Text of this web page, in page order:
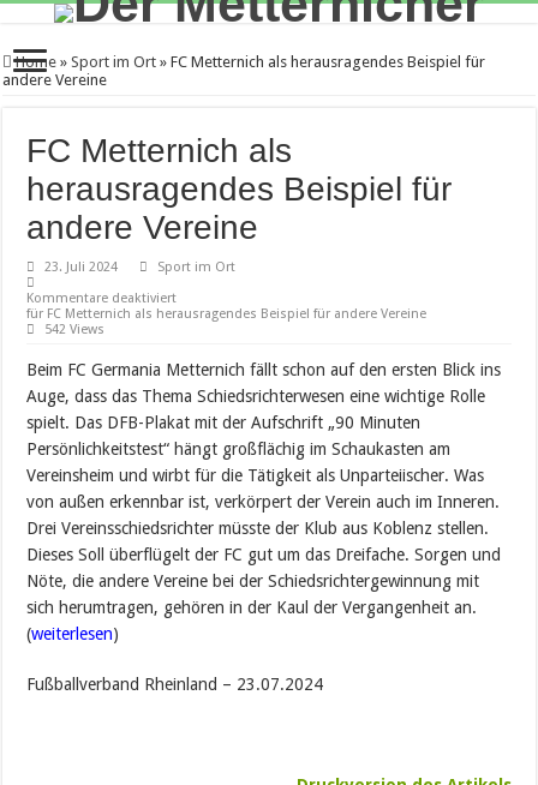
Home » Sport im Ort » FC Metternich als herausragendes Beispiel für
andere Vereine
FC Metternich als
herausragendes Beispiel für
andere Vereine
23. Juli 2024
Sport im Ort
Kommentare deaktiviert
für FC Metternich als herausragendes Beispiel für andere Vereine
542 Views
Beim FC Germania Metternich fällt schon auf den ersten Blick ins
Auge, dass das Thema Schiedsrichterwesen eine wichtige Rolle
spielt. Das DFB-Plakat mit der Aufschrift „90 Minuten
Persönlichkeitstest“ hängt großflächig im Schaukasten am
Vereinsheim und wirbt für die Tätigkeit als Unparteiischer. Was
von außen erkennbar ist, verkörpert der Verein auch im Inneren.
Drei Vereinsschiedsrichter müsste der Klub aus Koblenz stellen.
Dieses Soll überflügelt der FC gut um das Dreifache. Sorgen und
Nöte, die andere Vereine bei der Schiedsrichtergewinnung mit
sich herumtragen, gehören in der Kaul der Vergangenheit an.
(weiterlesen)
Fußballverband Rheinland – 23.07.2024